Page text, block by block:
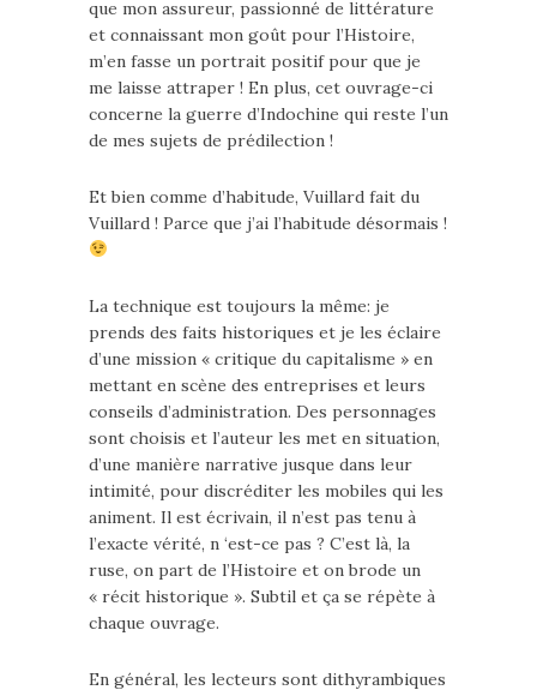
que mon assureur, passionné de littérature
et connaissant mon goût pour l’Histoire,
m’en fasse un portrait positif pour que je
me laisse attraper ! En plus, cet ouvrage-ci
concerne la guerre d’Indochine qui reste l’un
de mes sujets de prédilection !
Et bien comme d’habitude, Vuillard fait du
Vuillard ! Parce que j’ai l’habitude désormais !
La technique est toujours la même: je
prends des faits historiques et je les éclaire
d’une mission « critique du capitalisme » en
mettant en scène des entreprises et leurs
conseils d’administration. Des personnages
sont choisis et l’auteur les met en situation,
d’une manière narrative jusque dans leur
intimité, pour discréditer les mobiles qui les
animent. Il est écrivain, il n’est pas tenu à
l’exacte vérité, n ‘est-ce pas ? C’est là, la
ruse, on part de l’Histoire et on brode un
« récit historique ». Subtil et ça se répète à
chaque ouvrage.
En général, les lecteurs sont dithyrambiques